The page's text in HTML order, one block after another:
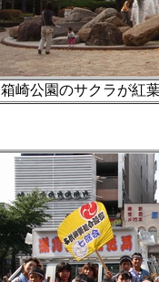
箱崎公園のサクラが紅